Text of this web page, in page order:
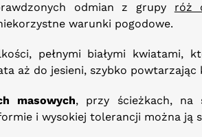
odmian z grupy róż
warunki pogodowe.
pełnymi białymi kwiatami,
aż do jesieni, szybko
masowych, przy ścieżkach, na
i wysokiej tolerancji można ją